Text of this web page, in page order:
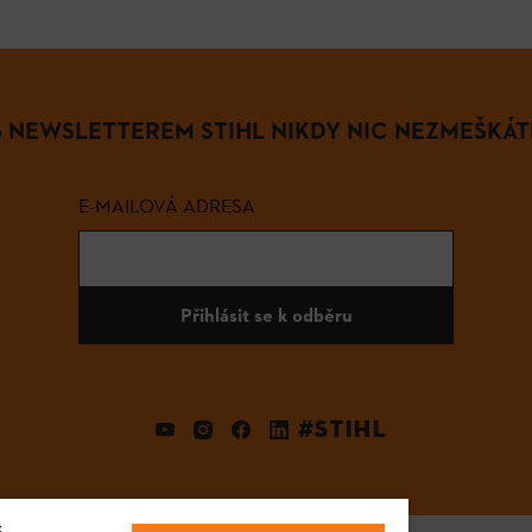
NEWSLETTEREM STIHL NIKDY NIC
E-MAILOVÁ ADRESA
Přihlásit se k odběru
#STIHL